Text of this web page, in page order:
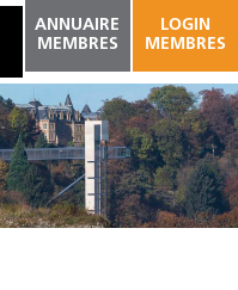
ANNUAIRE
MEMBRES
LOGIN
MEMBRES